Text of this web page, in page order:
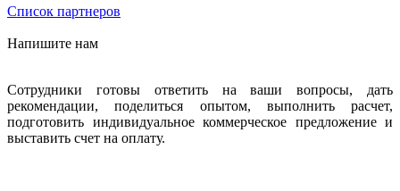
Список партнеров
Напишите нам
Сотрудники готовы ответить на ваши вопросы, дать
рекомендации, поделиться опытом, выполнить расчет,
подготовить индивидуальное коммерческое предложение и
выставить счет на оплату.